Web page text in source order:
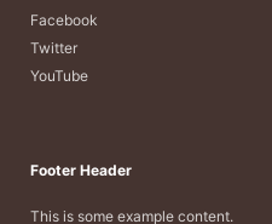
Facebook
Twitter
YouTube
Footer Header
This is some example content.